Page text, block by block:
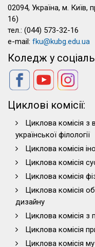
02094, Україна, м. Київ,
16)
тел.: (044) 573-32-16
e-mail: fku@kubg.edu.ua
Коледж у
Циклові комісії:
Циклова комісія з
української філології
Циклова комісія
Циклова комісія
Циклова комісія
Циклова комісія
дизайну
Циклова комісія з
Циклова комісія
Циклова комісія